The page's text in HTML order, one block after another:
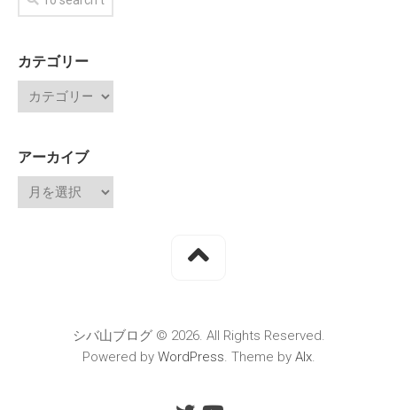
カテゴリー
アーカイブ
シバ山ブログ © 2026. All Rights Reserved.
Powered by WordPress. Theme by Alx.